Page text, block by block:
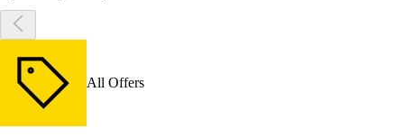
All Offers